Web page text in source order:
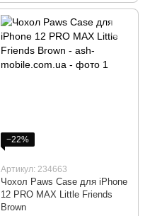
−22%
Артикул: 234663
Чохол Paws Case для iPhone
12 PRO MAX Little Friends
Brown